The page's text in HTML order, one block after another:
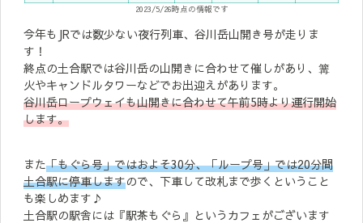
2023/5/26時点の情報です
今年もJRでは数少ない夜行列車、谷川岳山開き号が走りま
す！
終点の土合駅では谷川岳の山開きに合わせて催しがあり、篝
火やキャンドルタワーなどでお出迎えがあります。
谷川岳ロープウェイも山開きに合わせて午前5時より運行開始
します。
また「もぐら号」ではおよそ30分、「ループ号」では20分間
土合駅に停車しますので、下車して改札まで歩くということ
も楽しめます♪
土合駅の駅舎には『駅茶もぐら』というカフェがございます